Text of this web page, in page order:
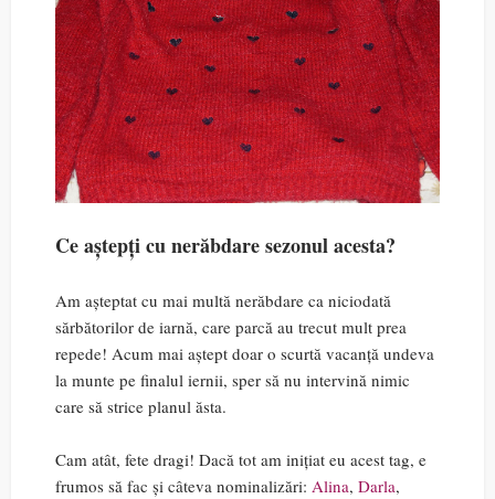
Ce aștepți cu nerăbdare sezonul acesta?
Am așteptat cu mai multă nerăbdare ca niciodată
sărbătorilor de iarnă, care parcă au trecut mult prea
repede! Acum mai aștept doar o scurtă vacanță undeva
la munte pe finalul iernii, sper să nu intervină nimic
care să strice planul ăsta.
Cam atât, fete dragi! Dacă tot am inițiat eu acest tag, e
frumos să fac și câteva nominalizări: Alina, Darla,